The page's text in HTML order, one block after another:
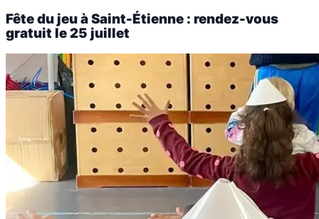
Fête du jeu à Saint-Étienne : rendez-vous
gratuit le 25 juillet